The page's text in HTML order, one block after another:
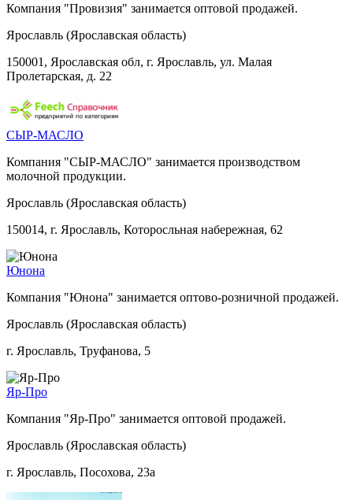
Компания "Провизия" занимается оптовой продажей.
Ярославль (Ярославская область)
150001, Ярославская обл, г. Ярославль, ул. Малая
Пролетарская, д. 22
СЫР-МАСЛО
Компания "СЫР-МАСЛО" занимается производством
молочной продукции.
Ярославль (Ярославская область)
150014, г. Ярославль, Которосльная набережная, 62
Юнона
Компания "Юнона" занимается оптово-розничной продажей.
Ярославль (Ярославская область)
г. Ярославль, Труфанова, 5
Яр-Про
Компания "Яр-Про" занимается оптовой продажей.
Ярославль (Ярославская область)
г. Ярославль, Посохова, 23а